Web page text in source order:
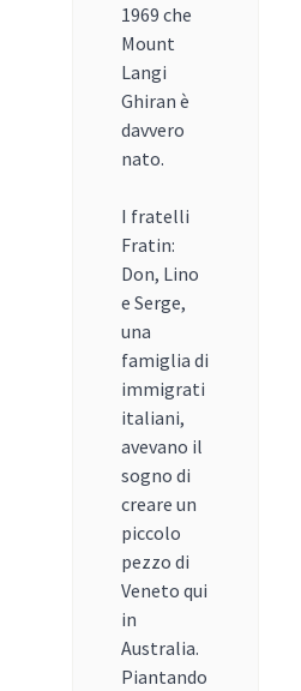
1969 che
Mount
Langi
Ghiran è
davvero
nato.
I fratelli
Fratin:
Don, Lino
e Serge,
una
famiglia di
immigrati
italiani,
avevano il
sogno di
creare un
piccolo
pezzo di
Veneto qui
in
Australia.
Piantando